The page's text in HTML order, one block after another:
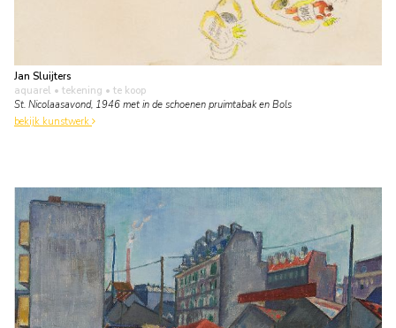
Jan Sluijters
aquarel • tekening • te koop
St. Nicolaasavond, 1946 met in de schoenen pruimtabak en Bols
bekijk kunstwerk